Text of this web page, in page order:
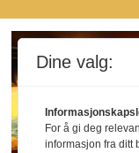
Dine valg:
For å gi deg
informasjon fra ditt